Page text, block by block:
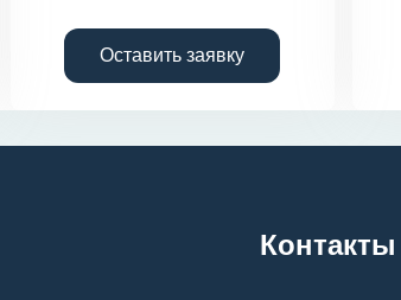
Оставить заявку
Контакты